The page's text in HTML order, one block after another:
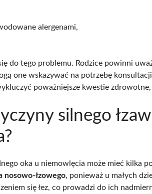
alergenami,
do tego problemu. Rodzice powinni
one wskazywać na potrzebę
poważniejsze kwestie
silnego
oka u niemowlęcia może mieć kilka
nosowo-łzowego, ponieważ u małych
się łez, co prowadzi do ich